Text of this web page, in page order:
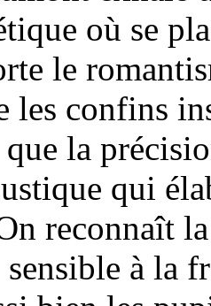
où se
le
les confins
la
qui
reconnaît
à la